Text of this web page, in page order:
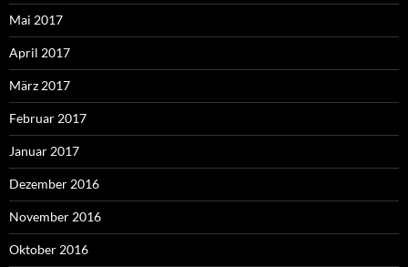
Mai 2017
April 2017
März 2017
Februar 2017
Januar 2017
Dezember 2016
November 2016
Oktober 2016